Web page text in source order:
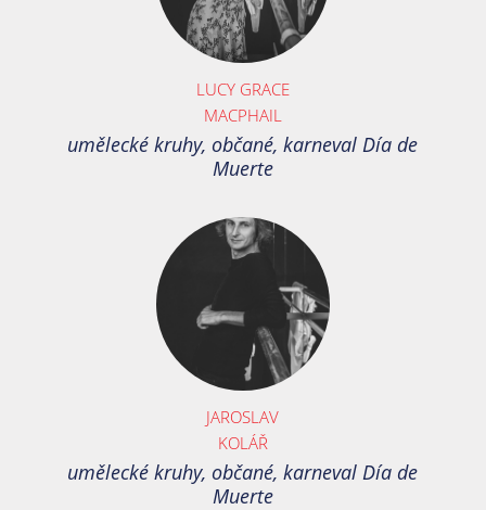
LUCY GRACE
MACPHAIL
umělecké kruhy, občané, karneval Día de
Muerte
JAROSLAV
KOLÁŘ
umělecké kruhy, občané, karneval Día de
Muerte